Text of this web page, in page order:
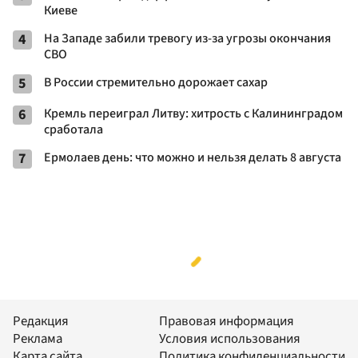
Киеве
4
На Западе забили тревогу из-за угрозы окончания
СВО
5 В России стремительно дорожает сахар
6
Кремль переиграл Литву: хитрость с Калининградом
сработала
7 Ермолаев день: что можно и нельзя делать 8 августа
Редакция
Реклама
Правовая информация
Условия использования